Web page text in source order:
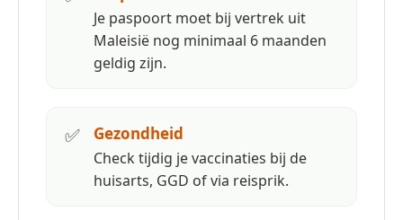
Je paspoort moet bij vertrek uit
Maleisië nog minimaal 6 maanden
geldig zijn.
✅ Gezondheid
Check tijdig je vaccinaties bij de
huisarts, GGD of via reisprik.